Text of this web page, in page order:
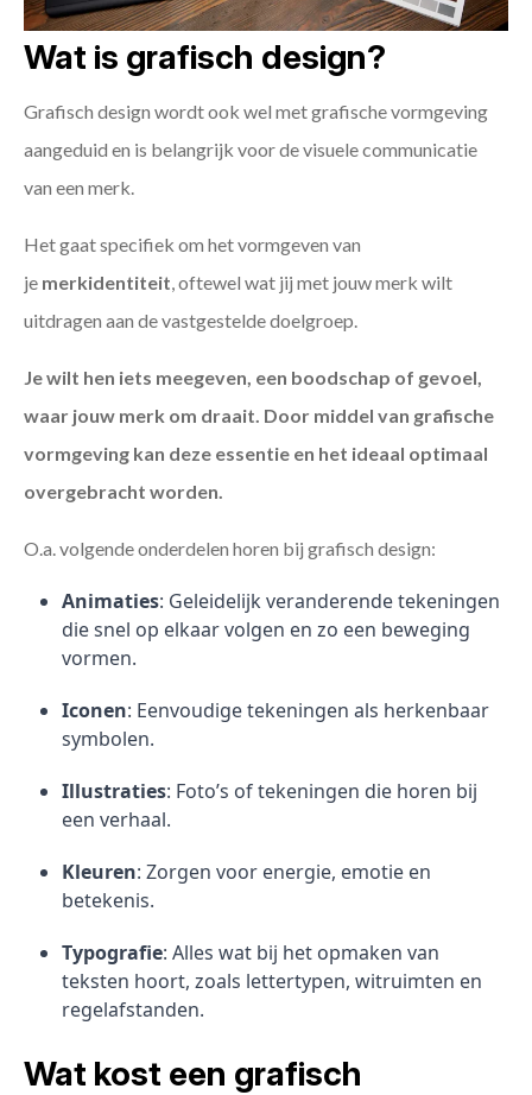
Wat is grafisch design?
Grafisch design wordt ook wel met grafische vormgeving
aangeduid en is belangrijk voor de visuele communicatie
van een merk.
Het gaat specifiek om het vormgeven van
je merkidentiteit , oftewel wat jij met jouw merk wilt
uitdragen aan de vastgestelde doelgroep.
Je wilt hen iets meegeven, een boodschap of gevoel,
waar jouw merk om draait. Door middel van grafische
vormgeving kan deze essentie en het ideaal optimaal
overgebracht worden.
O.a. volgende onderdelen horen bij grafisch design:
Animaties: Geleidelijk veranderende tekeningen
die snel op elkaar volgen en zo een beweging
vormen.
Iconen: Eenvoudige tekeningen als herkenbaar
symbolen.
Illustraties: Foto’s of tekeningen die horen bij
een verhaal.
Kleuren: Zorgen voor energie, emotie en
betekenis.
Typografie: Alles wat bij het opmaken van
teksten hoort, zoals lettertypen, witruimten en
regelafstanden.
Wat kost een grafisch